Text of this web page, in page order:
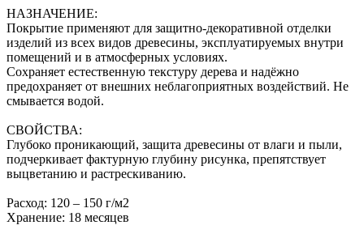
НАЗНАЧЕНИЕ:
Покрытие применяют для защитно-декоративной отделки
изделий из всех видов древесины, эксплуатируемых внутри
помещений и в атмосферных условиях.
Сохраняет естественную текстуру дерева и надёжно
предохраняет от внешних неблагоприятных воздействий. Не
смывается водой.
СВОЙСТВА:
Глубоко проникающий, защита древесины от влаги и пыли,
подчеркивает фактурную глубину рисунка, препятствует
выцветанию и растрескиванию.
Расход: 120 – 150 г/м2
Хранение: 18 месяцев